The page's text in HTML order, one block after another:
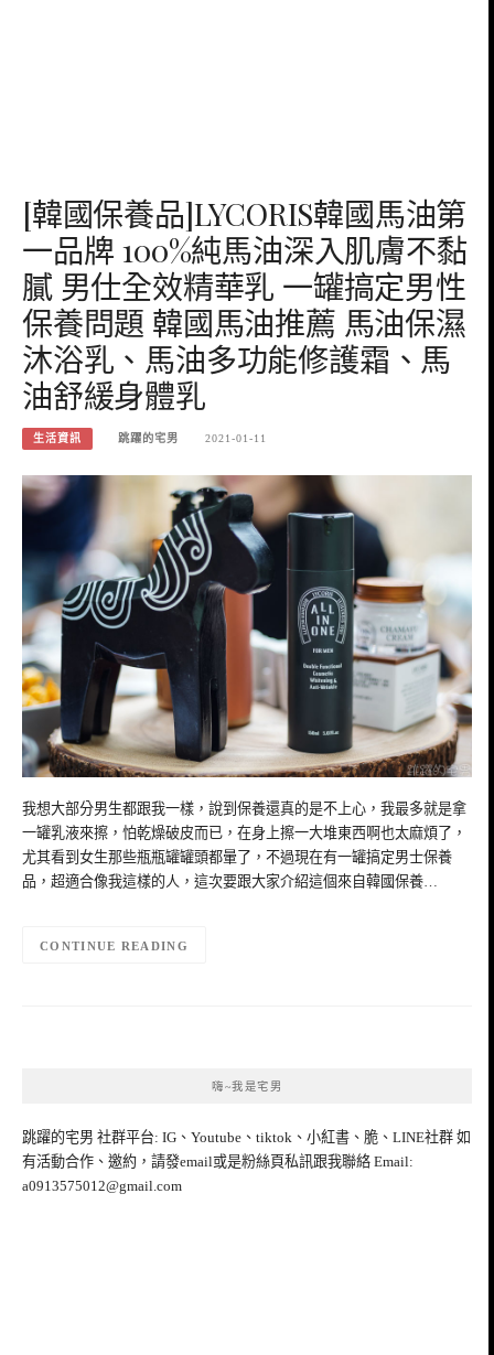
[韓國保養品]LYCORIS韓國馬油第
一品牌 100%純馬油深入肌膚不黏
膩 男仕全效精華乳 一罐搞定男性
保養問題 韓國馬油推薦 馬油保濕
沐浴乳、馬油多功能修護霜、馬
油舒緩身體乳
生活資訊 跳躍的宅男 2021-01-11
我想大部分男生都跟我一樣，說到保養還真的是不上心，我最多就是拿
一罐乳液來擦，怕乾燥破皮而已，在身上擦一大堆東西啊也太麻煩了，
尤其看到女生那些瓶瓶罐罐頭都暈了，不過現在有一罐搞定男士保養
品，超適合像我這樣的人，這次要跟大家介紹這個來自韓國保養…
CONTINUE READING
嗨~我是宅男
跳躍的宅男 社群平台: IG、Youtube、tiktok、小紅書、脆、LINE社群 如
有活動合作、邀約，請發email或是粉絲頁私訊跟我聯絡 Email:
a0913575012@gmail.com